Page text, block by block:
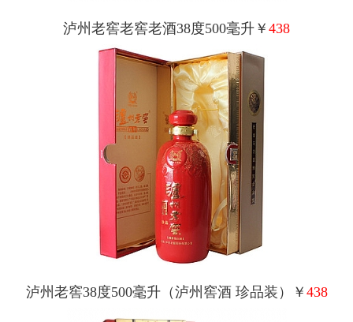
泸州老窖老窖老酒38度500毫升￥ 438
泸州老窖38度500毫升（泸州窖酒 珍品装）￥ 438